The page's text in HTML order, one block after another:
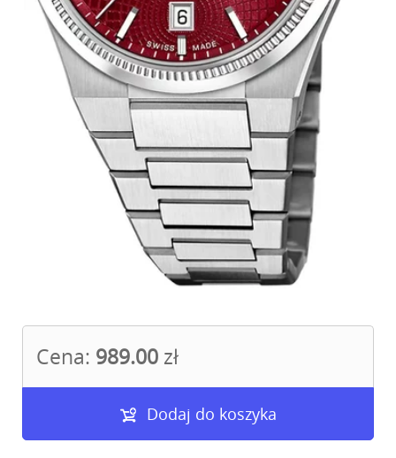
Cena: 989.00 zł
Dodaj do koszyka